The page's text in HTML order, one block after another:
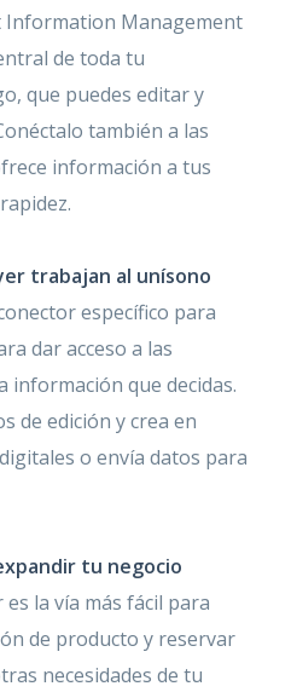
Information Management
de toda tu
que puedes editar y
también a las
información a tus
trabajan al unísono
específico para
dar acceso a las
información que decidas.
de edición y crea en
o envía datos para
tu negocio
la vía más fácil para
de producto y reservar
necesidades de tu